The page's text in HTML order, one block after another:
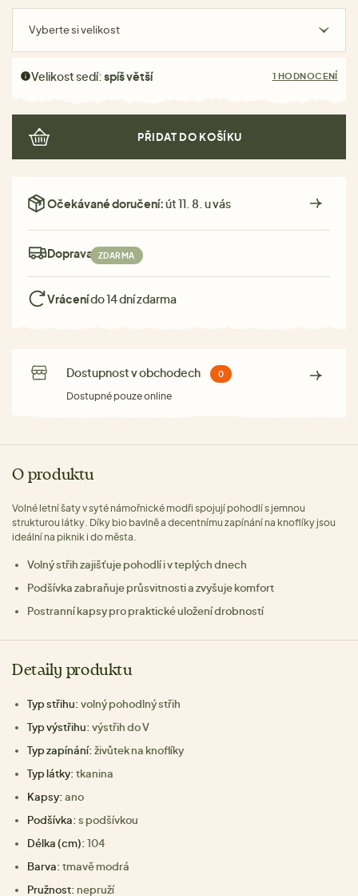
Vyberte si velikost
Velikost sedí:spíš větší 1 HODNOCENÍ
PŘIDAT DO KOŠÍKU
Očekávané doručení:út 11. 8. u vás
Doprava: ZDARMA
Vrácenído 14 dní zdarma
Dostupnost v obchodech 0
Dostupné pouze online
O produktu
Volné letní šaty v syté námořnické modři spojují pohodlí s jemnou
strukturou látky. Díky bio bavlně a decentnímu zapínání na knoflíky jsou
ideální na piknik i do města.
Volný střih zajišťuje pohodlí i v teplých dnech
Podšívka zabraňuje průsvitnosti a zvyšuje komfort
Postranní kapsy pro praktické uložení drobností
Detaily produktu
Typ střihu: volný pohodlný střih
Typ výstřihu: výstřih do V
Typ zapínání: živůtek na knoflíky
Typ látky: tkanina
Kapsy: ano
Podšívka: s podšívkou
Délka (cm): 104
Barva: tmavě modrá
Pružnost: nepruží